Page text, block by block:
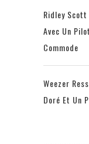
Ridley Scott
Avec Un
Commode
Weezer
Doré Et Un